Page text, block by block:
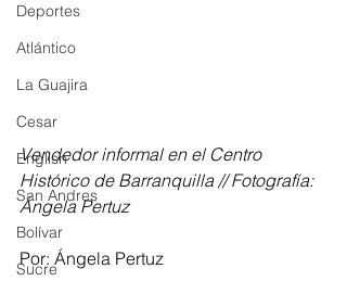
Deportes
Atlántico
La Guajira
Cesar
English
San Andres
Bolívar
Sucre
Vendedor informal en el Centro
Histórico de Barranquilla // Fotografía:
Ángela Pertuz
Por: Ángela Pertuz